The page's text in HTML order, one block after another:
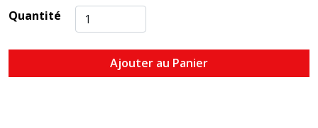
Quantité
Ajouter au Panier